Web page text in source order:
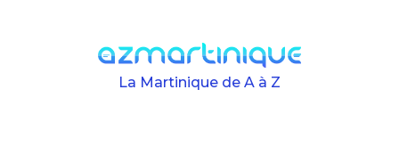
La Martinique de A à Z